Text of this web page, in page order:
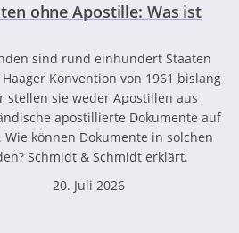
ohne Apostille: Was ist
sind rund einhundert Staaten
Konvention von 1961 bislang
stellen sie weder Apostillen aus
apostillierte Dokumente auf
können Dokumente in solchen
Schmidt & Schmidt erklärt.
20. Juli 2026